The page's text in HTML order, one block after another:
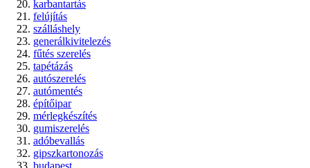
karbantartás
felújítás
szálláshely
generálkivitelezés
fűtés szerelés
tapétázás
autószerelés
autómentés
építőipar
mérlegkészítés
gumiszerelés
adóbevallás
gipszkartonozás
budapest